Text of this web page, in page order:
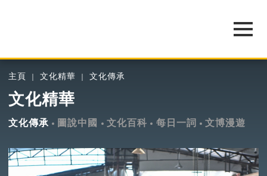
主頁 文化精華 文化傳承
文化精華
文化傳承 圖說中國 文化百科 每日一詞 文博漫遊